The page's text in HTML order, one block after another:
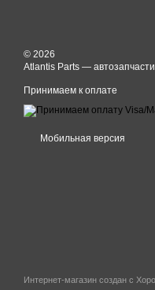
© 2026
Atlantis Parts —
Принимаем к оплате
Мобильная версия
Интернет-магазин создан с